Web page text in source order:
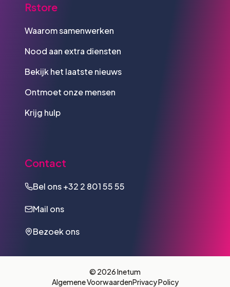
Rstore
Waarom samenwerken
Nood aan extra diensten
Bekijk het laatste nieuws
Ontmoet onze mensen
Krijg hulp
Contact
Bel ons+32 2 801 55 55
Mail ons
Bezoek ons
© 2026 Inetum
Algemene VoorwaardenPrivacy Policy